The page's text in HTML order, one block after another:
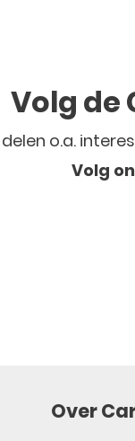
Volg de
o.a.
Volg
Over